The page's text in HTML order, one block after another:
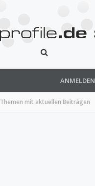
Themen mit aktuellen Beiträgen
ANMELDEN